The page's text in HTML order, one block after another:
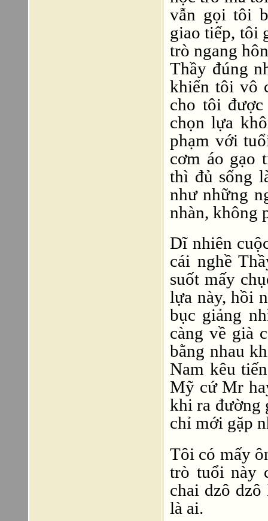
vẫn gọi tôi
giao tiếp, tôi
trò ngang
Thầy đúng
khiến tôi vô
cho tôi
chọn lựa
phạm với
cơm áo gạo
thì đủ sống
như những
nhàn, không
Dĩ nhiên
cái nghề
suốt mấy
lựa này, hồi
bục giảng
càng về già
bằng nhau
Nam kêu
Mỹ cứ Mr
khi ra đường
chỉ mới gặp
Tôi có mấy
trò tuổi này
chai dzô
là ai.